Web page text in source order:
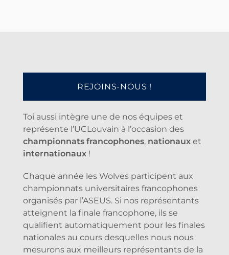
REJOINS-NOUS !
Toi aussi intègre une de nos équipes et
représente l’UCLouvain à l’occasion des
championnats francophones, nationaux et
internationaux !
Chaque année les Wolves participent aux
championnats universitaires francophones
organisés par l’ASEUS. Si nos représentants
atteignent la finale francophone, ils se
qualifient automatiquement pour les finales
nationales au cours desquelles nous nous
mesurons aux meilleurs représentants de la